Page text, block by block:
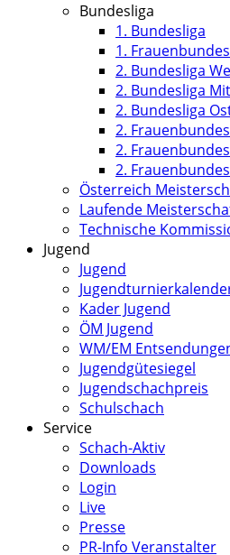
Bundesliga
1. Bundesliga
1.
2. Bundesliga
2. Bundesliga
2. Bundesliga
2.
2.
2.
Österreich
Laufende
Technische
Jugend
Jugend
Kader Jugend
ÖM Jugend
WM/EM
Jugendgütesiegel
Jugendschachpreis
Schulschach
Service
Schach-Aktiv
Downloads
Login
Live
Presse
PR-Info Veranstalter